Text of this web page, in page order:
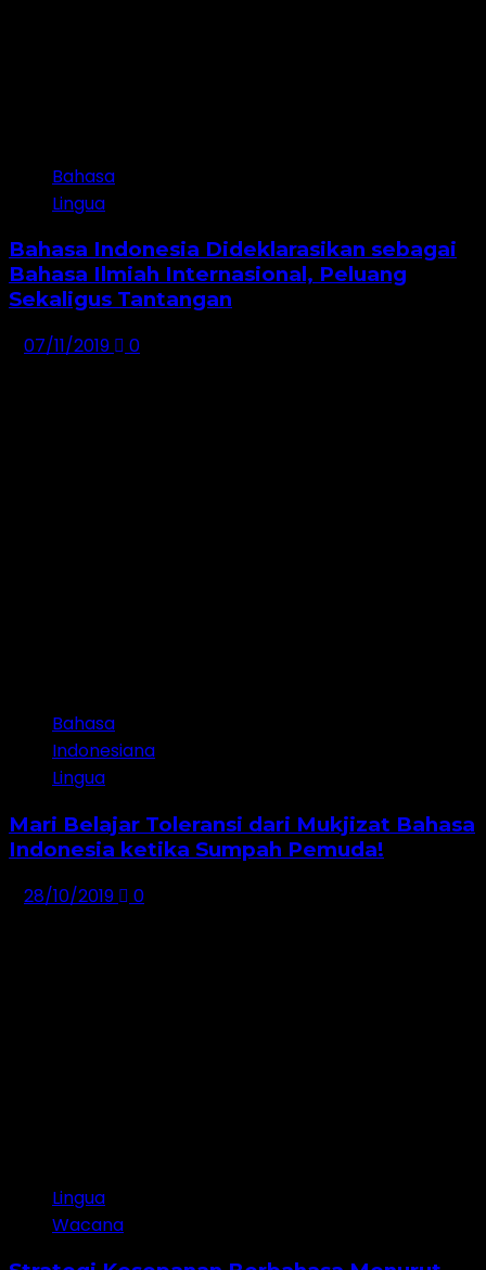
Bahasa
Lingua
Bahasa Indonesia Dideklarasikan sebagai
Bahasa Ilmiah Internasional, Peluang
Sekaligus Tantangan
07/11/2019
0
Bahasa
Indonesiana
Lingua
Mari Belajar Toleransi dari Mukjizat Bahasa
Indonesia ketika Sumpah Pemuda!
28/10/2019
0
Lingua
Wacana